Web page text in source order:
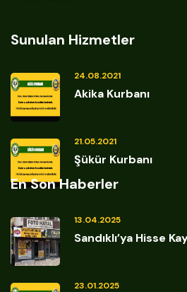
Sunulan Hizmetler
24.08.2021
Akika Kurbanı
21.05.2021
Şükür Kurbanı
En Son Haberler
13.04.2025
Sandıklı’ya Hisse
23.01.2025